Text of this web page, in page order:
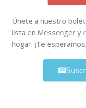
Únete a nuestro
lista en Messenger y
hogar. ¡Te